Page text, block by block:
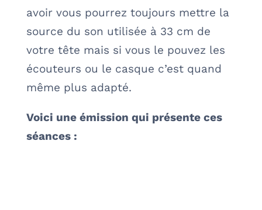
avoir vous pourrez toujours mettre la
source du son utilisée à 33 cm de
votre tête mais si vous le pouvez les
écouteurs ou le casque c’est quand
même plus adapté.
Voici une émission qui présente ces
séances :